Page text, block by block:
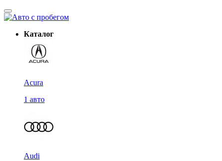
Каталог
Acura
1 авто
Audi